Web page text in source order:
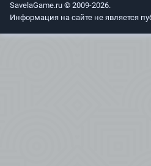
SavelaGame.ru © 2009-2026.
Информация на сайте не является